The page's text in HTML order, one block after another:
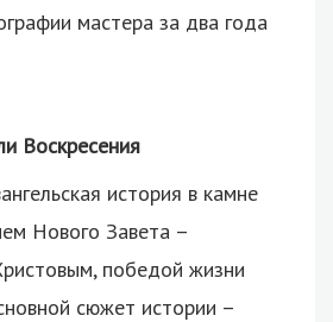
мастера за два года
Воскресения
история в камне
Нового Завета –
победой жизни
сюжет истории –